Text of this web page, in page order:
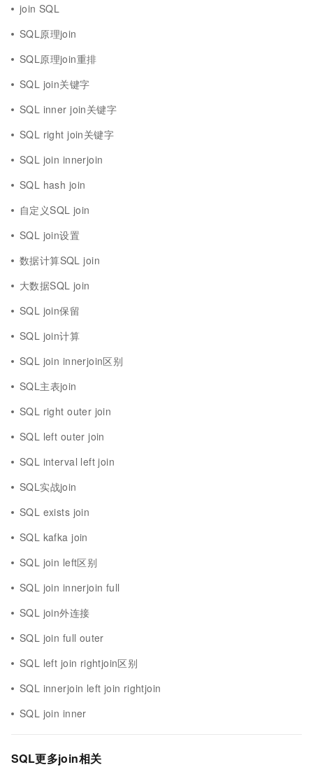
join SQL
SQL原理join
SQL原理join重排
SQL join关键字
SQL inner join关键字
SQL right join关键字
SQL join innerjoin
SQL hash join
自定义SQL join
SQL join设置
数据计算SQL join
大数据SQL join
SQL join保留
SQL join计算
SQL join innerjoin区别
SQL主表join
SQL right outer join
SQL left outer join
SQL interval left join
SQL实战join
SQL exists join
SQL kafka join
SQL join left区别
SQL join innerjoin full
SQL join外连接
SQL join full outer
SQL left join rightjoin区别
SQL innerjoin left join rightjoin
SQL join inner
SQL更多join相关